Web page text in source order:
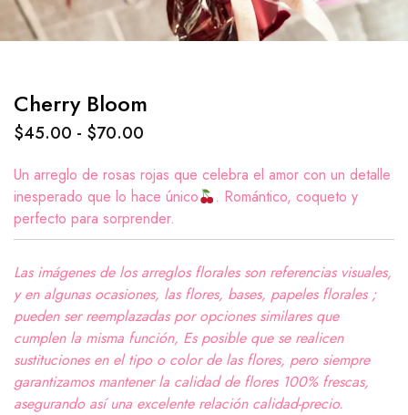
Cherry Bloom
$45.00 - $70.00
Un arreglo de rosas rojas que celebra el amor con un detalle
inesperado que lo hace único
. Romántico, coqueto y
perfecto para sorprender.
Las imágenes de los arreglos florales son referencias visuales,
y en algunas ocasiones, las flores, bases, papeles florales ;
pueden ser reemplazadas por opciones similares que
cumplen la misma función, Es posible que se realicen
sustituciones en el tipo o color de las flores, pero siempre
garantizamos mantener la calidad de flores 100% frescas,
asegurando así una excelente relación calidad-precio.